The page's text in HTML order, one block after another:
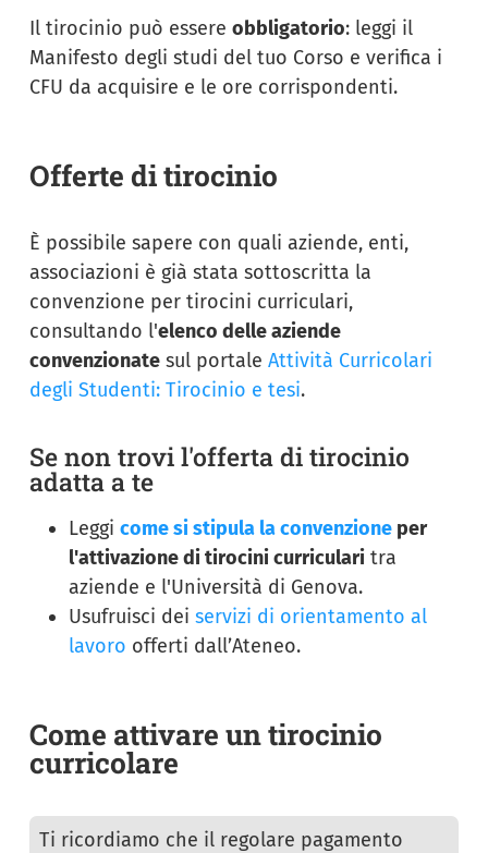
Il tirocinio può essere obbligatorio: leggi il
Manifesto degli studi del tuo Corso e verifica i
CFU da acquisire e le ore corrispondenti.
Offerte di tirocinio
È possibile sapere con quali aziende, enti,
associazioni è già stata sottoscritta la
convenzione per tirocini curriculari,
consultando l'elenco delle aziende
convenzionate sul portale Attività Curricolari
degli Studenti: Tirocinio e tesi.
Se non trovi l'offerta di tirocinio
adatta a te
Leggi come si stipula la convenzione per
l'attivazione di tirocini curriculari tra
aziende e l'Università di Genova.
Usufruisci dei servizi di orientamento al
lavoro offerti dall’Ateneo.
Come attivare un tirocinio
curricolare
Ti ricordiamo che il regolare pagamento